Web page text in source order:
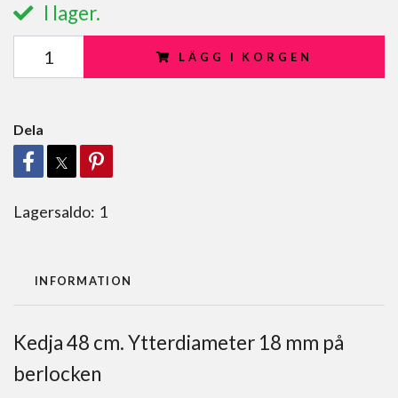
I lager.
LÄGG I KORGEN
Dela
Lagersaldo: 1
INFORMATION
Kedja 48 cm. Ytterdiameter 18 mm på
berlocken